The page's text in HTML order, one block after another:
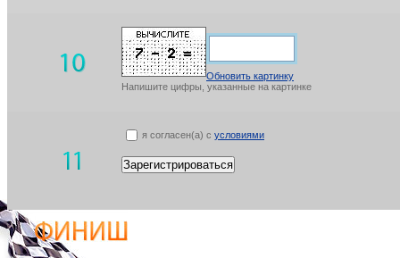
Обновить картинку
Напишите цифры, указанные на картинке
я согласен(а) с условиями
Зарегистрироваться